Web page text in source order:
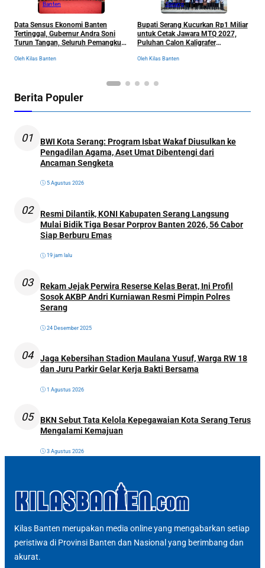
Banten
Data Sensus Ekonomi Banten
Tertinggal, Gubernur Andra Soni
Turun Tangan, Seluruh Pemangku
Dikumpulkan
Oleh Kilas Banten
Serang
Bupati Serang Kucurkan Rp1 Miliar
untuk Cetak Jawara MTQ 2027,
Puluhan Calon Kaligrafer
Oleh Kilas Banten
Berita Populer
01
BWI Kota Serang: Program Isbat Wakaf Diusulkan ke
Pengadilan Agama, Aset Umat Dibentengi dari
Ancaman Sengketa
5 Agustus 2026
02
Resmi Dilantik, KONI Kabupaten Serang Langsung
Mulai Bidik Tiga Besar Porprov Banten 2026, 56 Cabor
Siap Berburu Emas
19 jam lalu
03
Rekam Jejak Perwira Reserse Kelas Berat, Ini Profil
Sosok AKBP Andri Kurniawan Resmi Pimpin Polres
Serang
24 Desember 2025
04
Jaga Kebersihan Stadion Maulana Yusuf, Warga RW 18
dan Juru Parkir Gelar Kerja Bakti Bersama
1 Agustus 2026
05
BKN Sebut Tata Kelola Kepegawaian Kota Serang Terus
Mengalami Kemajuan
3 Agustus 2026
Kilas Banten merupakan media online yang mengabarkan setiap
peristiwa di Provinsi Banten dan Nasional yang berimbang dan
akurat.